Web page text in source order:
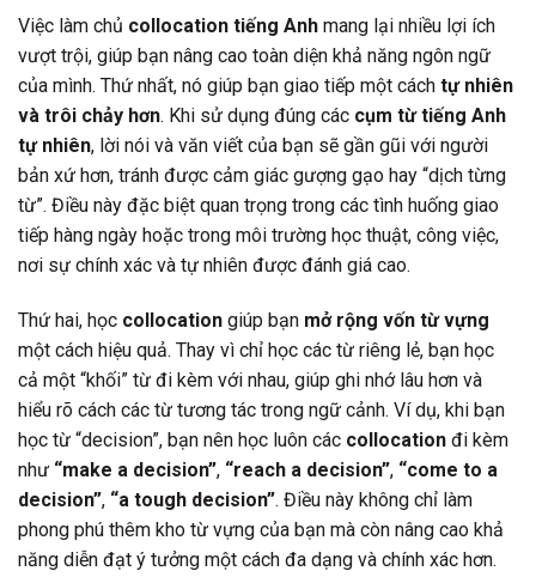
Việc làm chủ collocation tiếng Anh mang lại nhiều lợi ích
vượt trội, giúp bạn nâng cao toàn diện khả năng ngôn ngữ
của mình. Thứ nhất, nó giúp bạn giao tiếp một cách tự nhiên
và trôi chảy hơn. Khi sử dụng đúng các cụm từ tiếng Anh
tự nhiên, lời nói và văn viết của bạn sẽ gần gũi với người
bản xứ hơn, tránh được cảm giác gượng gạo hay “dịch từng
từ”. Điều này đặc biệt quan trọng trong các tình huống giao
tiếp hàng ngày hoặc trong môi trường học thuật, công việc,
nơi sự chính xác và tự nhiên được đánh giá cao.
Thứ hai, học collocation giúp bạn mở rộng vốn từ vựng
một cách hiệu quả. Thay vì chỉ học các từ riêng lẻ, bạn học
cả một “khối” từ đi kèm với nhau, giúp ghi nhớ lâu hơn và
hiểu rõ cách các từ tương tác trong ngữ cảnh. Ví dụ, khi bạn
học từ “decision”, bạn nên học luôn các collocation đi kèm
như “make a decision”, “reach a decision”, “come to a
decision”, “a tough decision”. Điều này không chỉ làm
phong phú thêm kho từ vựng của bạn mà còn nâng cao khả
năng diễn đạt ý tưởng một cách đa dạng và chính xác hơn.